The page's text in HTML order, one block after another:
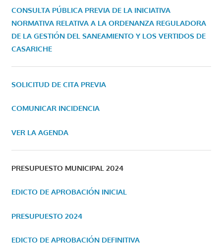
CONSULTA PÚBLICA PREVIA DE LA INICIATIVA
NORMATIVA RELATIVA A LA ORDENANZA REGULADORA
DE LA GESTIÓN DEL SANEAMIENTO Y LOS VERTIDOS DE
CASARICHE
SOLICITUD DE CITA PREVIA
COMUNICAR INCIDENCIA
VER LA AGENDA
PRESUPUESTO MUNICIPAL 2024
EDICTO DE APROBACIÓN INICIAL
PRESUPUESTO 2024
EDICTO DE APROBACIÓN DEFINITIVA